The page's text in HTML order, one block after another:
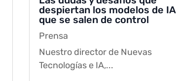
despiertan los modelos de IA
que se salen de control
Prensa
Nuestro director de Nuevas
Tecnologías e IA,...